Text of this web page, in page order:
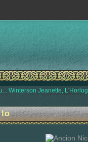
Winterson Jeanette,